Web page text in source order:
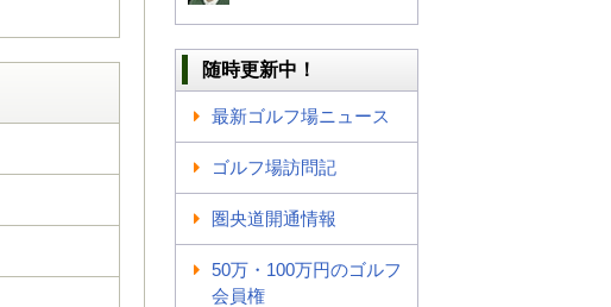
随時更新中！
最新ゴルフ場ニュース
ゴルフ場訪問記
圏央道開通情報
50万・100万円のゴルフ
会員権